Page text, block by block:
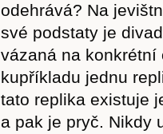
odehrává? Na
své podstaty je
vázaná na konkrétní
kupříkladu jednu
tato replika existuje
a pak je pryč. Nikdy